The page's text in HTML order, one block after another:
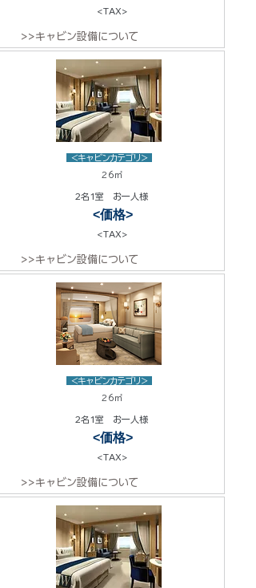
<TAX>
>>キャビン設備について
<キャビンカテゴリ>
26㎡
2名1室 お一人様
<価格>
<TAX>
>>キャビン設備について
<キャビンカテゴリ>
26㎡
2名1室 お一人様
<価格>
<TAX>
>>キャビン設備について